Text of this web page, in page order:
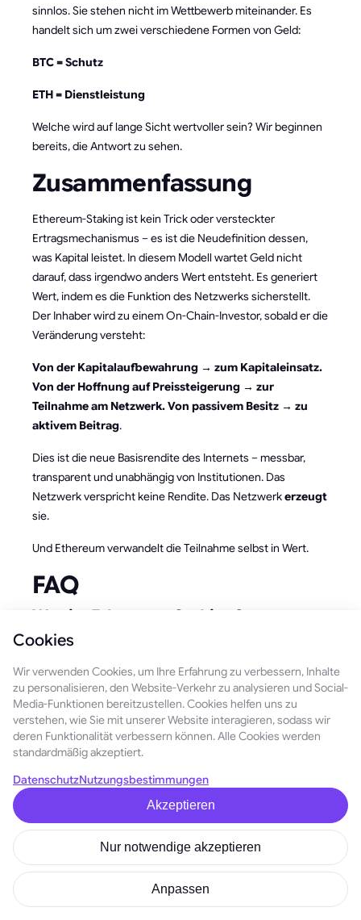
sinnlos. Sie stehen nicht im Wettbewerb miteinander. Es
handelt sich um zwei verschiedene Formen von Geld:
BTC = Schutz
ETH = Dienstleistung
Welche wird auf lange Sicht wertvoller sein? Wir beginnen
bereits, die Antwort zu sehen.
Zusammenfassung
Ethereum-Staking ist kein Trick oder versteckter
Ertragsmechanismus – es ist die Neudefinition dessen,
was Kapital leistet. In diesem Modell wartet Geld nicht
darauf, dass irgendwo anders Wert entsteht. Es generiert
Wert, indem es die Funktion des Netzwerks sicherstellt.
Der Inhaber wird zu einem On-Chain-Investor, sobald er die
Veränderung versteht:
Von der Kapitalaufbewahrung → zum Kapitaleinsatz.
Von der Hoffnung auf Preissteigerung → zur
Teilnahme am Netzwerk. Von passivem Besitz → zu
aktivem Beitrag.
Dies ist die neue Basisrendite des Internets – messbar,
transparent und unabhängig von Institutionen. Das
Netzwerk verspricht keine Rendite. Das Netzwerkerzeugt
sie.
Und Ethereum verwandelt die Teilnahme selbst in Wert.
FAQ
Was ist Ethereum-Staking?
Es ist der Prozess, durch den ein regulärer ETH-Inhaber
aufhört, sich auf passive Preisspekulationen zu verlassen,
und stattdessen durch die Teilnahme am Proof-of-Stake-
Netzwerk von Ethereum Renditen erzielt. Anstatt auf einen
Preisanstieg zu warten, übernimmt der Vermögenswert
eine Rolle im Netzwerk und generiert Einkommen durch
Wie funktioniert Ethereum-Staking in
Kryptowährungen?
Sie staken ETH, das Netzwerk behandelt dies als
Vertrauenssignal und Sie erhalten Belohnungen für Ihren
Beitrag zur Sicherheit des Systems. Mit der Zeit lernen Sie,
wie Staking, Liquid Staking Tokens und Restaking ETH von
Cookies
Wir verwenden Cookies, um Ihre Erfahrung zu verbessern, Inhalte
zu personalisieren, den Website-Verkehr zu analysieren und Social-
Media-Funktionen bereitzustellen. Cookies helfen uns zu
verstehen, wie Sie mit unserer Website interagieren, sodass wir
deren Funktionalität verbessern können. Alle Cookies werden
standardmäßig akzeptiert.
DatenschutzNutzungsbestimmungen
Akzeptieren
Nur notwendige akzeptieren
Anpassen